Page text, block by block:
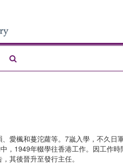
愛楓和蔓沱蘿等。7嵗入學，不久日
，1949年輟學往香港工作。因工作
其後晉升至發行主任。